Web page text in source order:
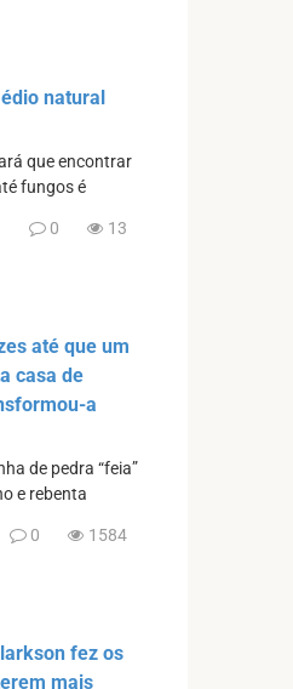
natural
que encontrar
fungos é
0 13
até que um
casa de
a
de pedra “feia”
e rebenta
0 1584
fez os
mais